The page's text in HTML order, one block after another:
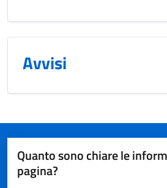
Avvisi
Quanto sono chiare le
pagina?